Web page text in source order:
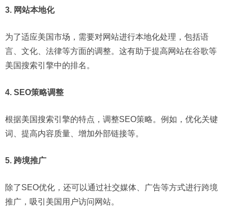
3. 网站本地化
为了适应美国市场，需要对网站进行本地化处理，包括语
言、文化、法律等方面的调整。这有助于提高网站在谷歌等
美国搜索引擎中的排名。
4. SEO策略调整
根据美国搜索引擎的特点，调整SEO策略。例如，优化关键
词、提高内容质量、增加外部链接等。
5. 跨境推广
除了SEO优化，还可以通过社交媒体、广告等方式进行跨境
推广，吸引美国用户访问网站。